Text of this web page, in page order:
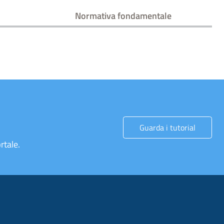
Normativa fondamentale
Guarda i tutorial